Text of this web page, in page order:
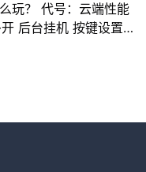
玩？ 代号：云端性能
后台挂机 按键设置